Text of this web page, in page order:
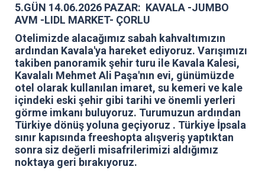
5.GÜN 14.06.2026 PAZAR: KAVALA -JUMBO
AVM -LIDL MARKET- ÇORLU
Otelimizde alacağımız sabah kahvaltımızın
ardından Kavala'ya hareket ediyoruz. Varışımızı
takiben panoramik şehir turu ile Kavala Kalesi,
Kavalalı Mehmet Ali Paşa'nın evi, günümüzde
otel olarak kullanılan imaret, su kemeri ve kale
içindeki eski şehir gibi tarihi ve önemli yerleri
görme imkanı buluyoruz. Turumuzun ardından
Türkiye dönüş yoluna geçiyoruz . Türkiye İpsala
sınır kapısında freeshopta alışveriş yaptıktan
sonra siz değerli misafrilerimizi aldığımız
noktaya geri bırakıyoruz.